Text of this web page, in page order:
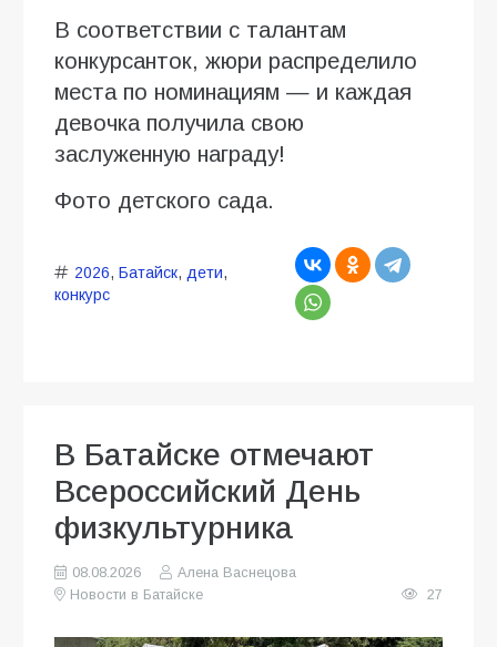
В соответствии с талантам
конкурсанток, жюри распределило
места по номинациям — и каждая
девочка получила свою
заслуженную награду!
Фото детского сада.
2026, Батайск, дети,
конкурс
В Батайске отмечают
Всероссийский День
физкультурника
08.08.2026
Алена Васнецова
Новости в Батайске
27